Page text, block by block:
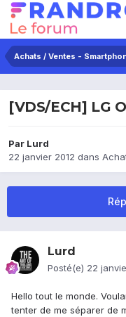
Achats / Ventes -
[VDS/ECH] LG
Par Lurd
22 janvier 2012 dans
Lurd
Posté(e) 22
Hello tout le monde.
tenter de me séparer de